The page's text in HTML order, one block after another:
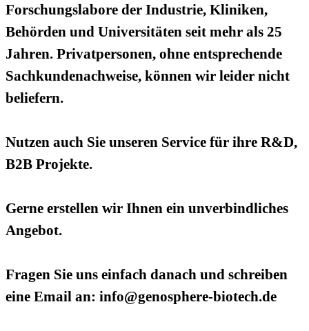
Forschungslabore der Industrie, Kliniken,
Behörden und Universitäten seit mehr als 25
Jahren. Privatpersonen, ohne entsprechende
Sachkundenachweise, können wir leider nicht
beliefern.
Nutzen auch Sie unseren Service für ihre R&D,
B2B Projekte.
Gerne erstellen wir Ihnen ein unverbindliches
Angebot.
Fragen Sie uns einfach danach und schreiben
eine Email an: info@genosphere-biotech.de